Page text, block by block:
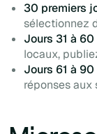
30 premiers
sélectionnez
Jours 31 à 60
locaux,
Jours 61 à 90
réponses